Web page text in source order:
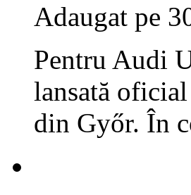
Adaugat pe
Pentru Audi
lansată
din Győr. În